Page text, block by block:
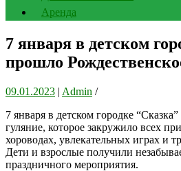
Аренда
7 января в детском
прошло
09.01.2023 | Admin /
7 января в детском городке
гуляние, которое закружило всех
хороводах, увлекательных играх и
Дети и взрослые получили
праздничного мероприятия.